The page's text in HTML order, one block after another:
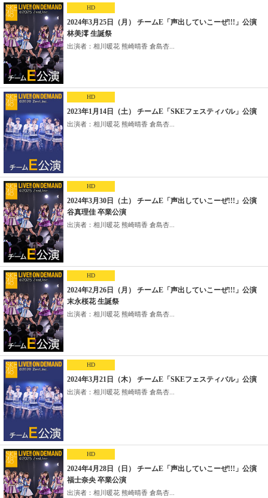
HD
2024年3月25日（月） チームE「声出していこーぜ!!!」公演
林美澪 生誕祭
出演者：相川暖花 熊崎晴香 倉島杏...
HD
2023年1月14日（土） チームE「SKEフェスティバル」公演
出演者：相川暖花 熊崎晴香 倉島杏...
HD
2024年3月30日（土） チームE「声出していこーぜ!!!」公演
谷真理佳 卒業公演
出演者：相川暖花 熊崎晴香 倉島杏...
HD
2024年2月26日（月） チームE「声出していこーぜ!!!」公演
末永桜花 生誕祭
出演者：相川暖花 熊崎晴香 倉島杏...
HD
2024年3月21日（木） チームE「SKEフェスティバル」公演
出演者：相川暖花 熊崎晴香 倉島杏...
HD
2024年4月28日（日） チームE「声出していこーぜ!!!」公演
福士奈央 卒業公演
出演者：相川暖花 熊崎晴香 倉島杏...